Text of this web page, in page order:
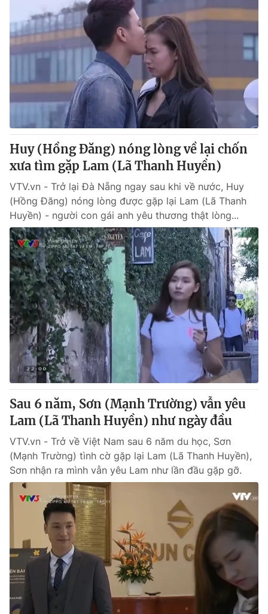
® Cấm sao chép dưới mọi hình thức nếu không có sự chấp
thuận bằng văn bản. Ghi rõ nguồn VTV.vn khi phát hành lại
thông tin từ website này.
Huy (Hồng Đăng) nóng lòng về lại chốn
xưa tìm gặp Lam (Lã Thanh Huyền)
VTV.vn - Trở lại Đà Nẵng ngay sau khi về nước, Huy
(Hồng Đăng) nóng lòng được gặp lại Lam (Lã Thanh
Huyền) - người con gái anh yêu thương thật lòng...
Sau 6 năm, Sơn (Mạnh Trường) vẫn yêu
Lam (Lã Thanh Huyền) như ngày đầu
VTV.vn - Trở về Việt Nam sau 6 năm du học, Sơn
(Mạnh Trường) tình cờ gặp lại Lam (Lã Thanh Huyền),
Sơn nhận ra mình vẫn yêu Lam như lần đầu gặp gỡ.